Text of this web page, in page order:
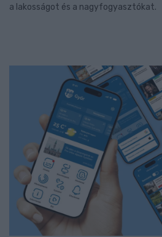
a lakosságot és a nagyfogyasztókat.